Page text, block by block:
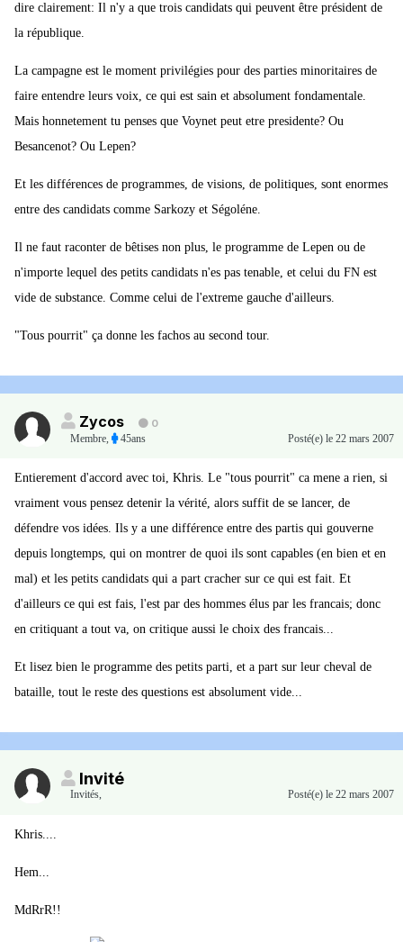
dire clairement: Il n'y a que trois candidats qui peuvent être président de
la république.
La campagne est le moment privilégies pour des parties minoritaires de
faire entendre leurs voix, ce qui est sain et absolument fondamentale.
Mais honnetement tu penses que Voynet peut etre presidente? Ou
Besancenot? Ou Lepen?
Et les différences de programmes, de visions, de politiques, sont enormes
entre des candidats comme Sarkozy et Ségoléne.
Il ne faut raconter de bêtises non plus, le programme de Lepen ou de
n'importe lequel des petits candidats n'es pas tenable, et celui du FN est
vide de substance. Comme celui de l'extreme gauche d'ailleurs.
"Tous pourrit" ça donne les fachos au second tour.
Zycos
0
Membre, 45ans Posté(e) le 22 mars 2007
Entierement d'accord avec toi, Khris. Le "tous pourrit" ca mene a rien, si
vraiment vous pensez detenir la vérité, alors suffit de se lancer, de
défendre vos idées. Ils y a une différence entre des partis qui gouverne
depuis longtemps, qui on montrer de quoi ils sont capables (en bien et en
mal) et les petits candidats qui a part cracher sur ce qui est fait. Et
d'ailleurs ce qui est fais, l'est par des hommes élus par les francais; donc
en critiquant a tout va, on critique aussi le choix des francais...
Et lisez bien le programme des petits parti, et a part sur leur cheval de
bataille, tout le reste des questions est absolument vide...
Invité
Invités, Posté(e) le 22 mars 2007
Khris....
Hem...
MdRrR!!